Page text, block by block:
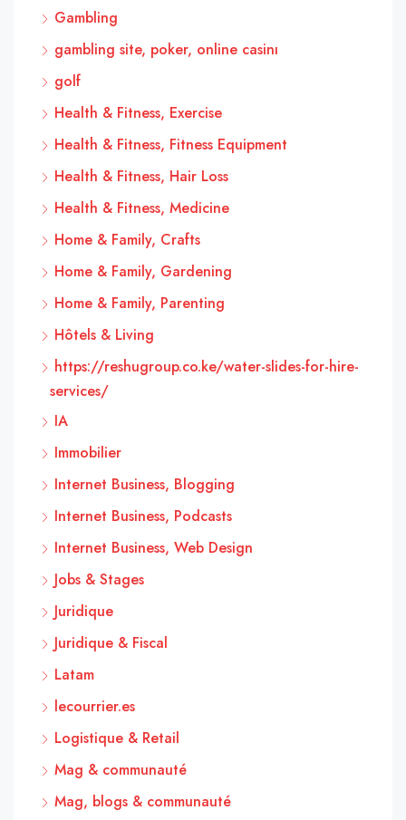
Gambling
gambling site, poker, online casinı
golf
Health & Fitness, Exercise
Health & Fitness, Fitness Equipment
Health & Fitness, Hair Loss
Health & Fitness, Medicine
Home & Family, Crafts
Home & Family, Gardening
Home & Family, Parenting
Hôtels & Living
https://reshugroup.co.ke/water-slides-for-hire-
services/
IA
Immobilier
Internet Business, Blogging
Internet Business, Podcasts
Internet Business, Web Design
Jobs & Stages
Juridique
Juridique & Fiscal
Latam
lecourrier.es
Logistique & Retail
Mag & communauté
Mag, blogs & communauté